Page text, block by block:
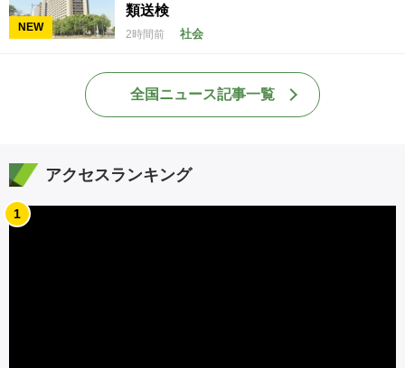
NEW
類送検
2時間前 社会
全国ニュース記事一覧
アクセスランキング
1